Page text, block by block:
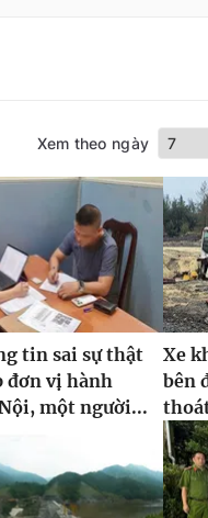
Xem theo ngày
tin sai sự thật
đơn vị hành
một người...
Xe
bên